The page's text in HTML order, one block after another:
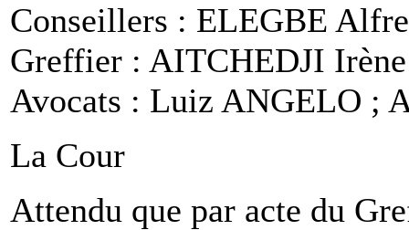
Conseillers : ELEGBE
Greffier : AITCHEDJI Irène
Avocats : Luiz ANGELO ;
La Cour
Attendu que par acte du